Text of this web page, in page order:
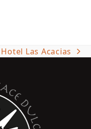
next
Hotel Las Acacias